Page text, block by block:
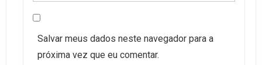
Salvar meus dados neste navegador para a
próxima vez que eu comentar.